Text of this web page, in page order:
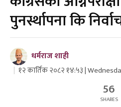
पुनर्स्थापना कि
धर्मराज शाही
१२ कार्तिक २०८२ १४:५३ |
56
SHARES